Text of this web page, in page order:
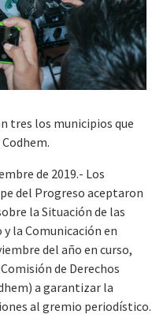
tres los municipios que
de 2019.- Los
del Progreso aceptaron
la Situación de las
la Comunicación en
del año en curso,
de Derechos
a garantizar la
al gremio periodístico.